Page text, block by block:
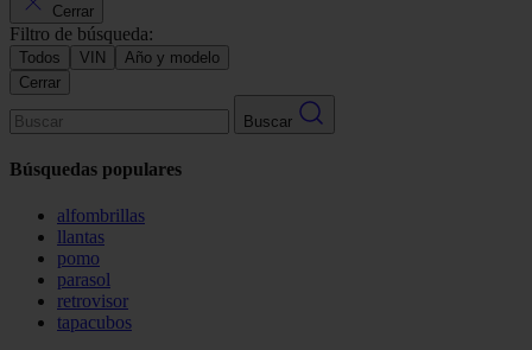
Cerrar
Filtro de búsqueda:
Todos VIN
Año y modelo
Cerrar
Buscar
Búsquedas populares
alfombrillas
llantas
pomo
parasol
retrovisor
tapacubos